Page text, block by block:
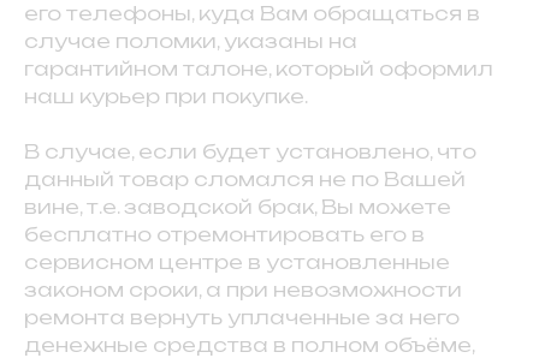
его телефоны, куда Вам обращаться в
случае поломки, указаны на
гарантийном талоне, который оформил
наш курьер при покупке.
В случае, если будет установлено, что
данный товар сломался не по Вашей
вине, т.е. заводской брак, Вы можете
бесплатно отремонтировать его в
сервисном центре в установленные
законом сроки, а при невозможности
ремонта вернуть уплаченные за него
денежные средства в полном объёме,